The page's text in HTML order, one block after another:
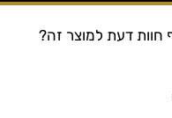
חוות דעת למוצר זה?